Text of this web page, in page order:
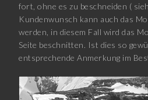
fort, ohne es zu beschneiden (
Kundenwunsch kann auch das
werden, in diesem Fall wird das
Seite beschnitten. Ist dies so
entsprechende Anmerkung im